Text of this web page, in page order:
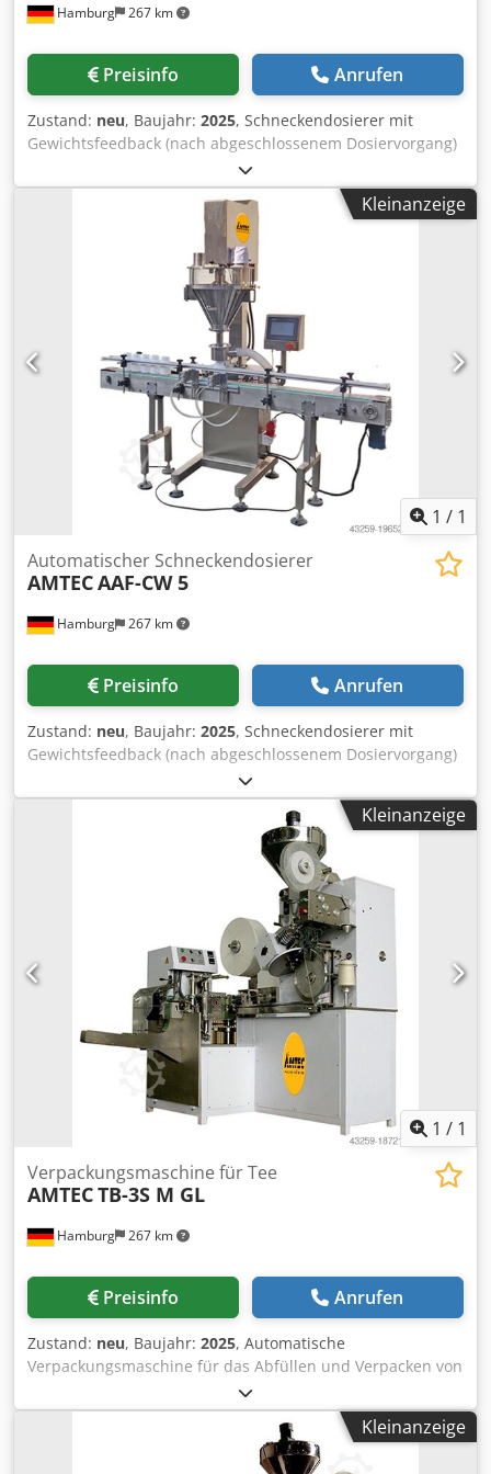
Hamburg 267 km
Preisinfo Anrufen
Zustand: neu, Baujahr: 2025, Schneckendosierer mit
Gewichtsfeedback (nach abgeschlossenem Dosiervorgang)
per angeschlossener Waage. Automatische Ausführung
mit Gliederbandförderer für den Transport von Dosen,
Gläsern, Behältern. Geeignet zum Dosieren und Abfüllen
pulvriger Produkte in Dosen, Gläser oder andere
Behältnisse. SPS-gesteuert mit Touchscreen für die
Bedienung. Ausgestattet mit Servomotor für die
Dosierschnecke, Füllstandsensor, höhenverstellbarem
Füllkopf, staubdichter Abdeckung. - Spezifikationen:
Dosierbereich: 1-1000g; Genauigkeit (abhängig von Produkt
und Gesamtgewicht): 1-100g max. ±2%, 100-1000g max.
±1%; max. Maschinentaktzahl im Leerlauf: 25
Takte/Minute; Trichtervolumen: 25L (Standard), 35L (auf
Anfrage); Spannungsversorgung: AC220~380V, 3-Phasen;
Leistungsaufnahme: 1,2kW; Abmessungen der Maschine:
L1500xB760xH1850mm; Gewicht: 160kg. Credsw D Elaspfx
Kleinanzeige
1 / 1
Hamburg 267 km
Automatischer Schneckendosierer
AMTECAAF-CW 5
Preisinfo Anrufen
Zustand: neu, Baujahr: 2025, Schneckendosierer mit
Gewichtsfeedback (nach abgeschlossenem Dosiervorgang)
per angeschlossener Waage. Automatische Ausführung
mit Gliederbandförderer für den Transport von Dosen,
Gläsern, Behältern. Geeignet zum Dosieren und Abfüllen
pulvriger Produkte in Dosen, Gläser oder andere
Behältnisse. SPS-gesteuert mit Touchscreen für die
Bedienung. Ausgestattet mit Servomotor für die
Dosierschnecke, Füllstandsensor, höhenverstellbarem
Füllkopf, staubdichter Abdeckung. - Spezifikationen:
Dosierbereich: 10-5000g (Wechsel der Dosierschnecke
nötig); Genauigkeit (abhängig von Produkt und
Gesamtgewicht): 1-100g max. ±2%, 100-500g max. ±1%,
500g-5000g; max. ±0.5%; max. Maschinentaktzahl im
Leerlauf: 25 Takte/Minute; Trichtervolumen: 50L
(Standard), 75L (auf Anfrage); Spannungsversorgung:
AC220~380V, 3-Phasen; Leistungsaufnahme: 1,6kW;
Abmessungen der Maschine: L2000xB970xH2030mm;
Kleinanzeige
1 / 1
Hamburg 267 km
Verpackungsmaschine für Tee
AMTECTB-3S M GL
Preisinfo Anrufen
Zustand: neu, Baujahr: 2025, Automatische
Verpackungsmaschine für das Abfüllen und Verpacken von
Tee in Ein-Kammer-Teebeutel mit anschließendem
Verpacken in 3-Rand Siegelbeutel. Einschließlich
Volumendosierer und Etikettier System für das Anbringen
des Fadens mit Etikett. Etikettier System: In der
Kleinanzeige